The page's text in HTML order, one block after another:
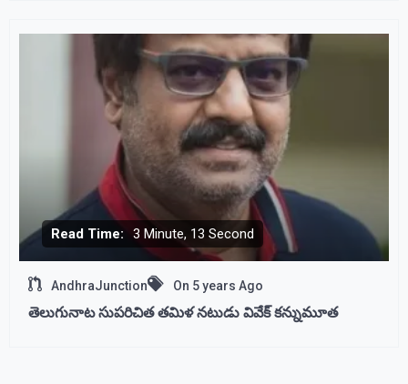
Read Time: 3 Minute, 13 Second
AndhraJunction On 5 years Ago
తెలుగునాట సుపరిచిత తమిళ నటుడు వివేక్ కన్నుమూత